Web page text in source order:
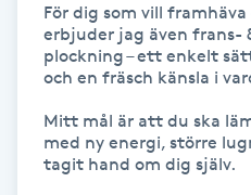
Huduppstramning
Hudvård
Hyaluronsyra
För dig som vill
erbjuder jag även frans-
plockning – ett enkelt
och en fräsch känsla i
Mitt mål är att du ska
med ny energi, större
tagit hand om dig själv.